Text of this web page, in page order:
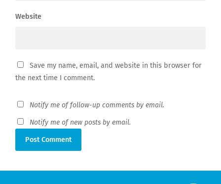
Website
Save my name, email, and website in this browser for
the next time I comment.
Notify me of follow-up comments by email.
Notify me of new posts by email.